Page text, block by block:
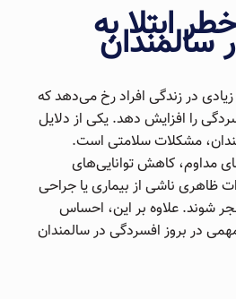
ابتلا به
سالمندان
در زندگی افراد رخ می‌دهد که
را افزایش دهد. یکی از دلایل
مشکلات سلامتی است.
مداوم، کاهش توانایی‌های
ظاهری ناشی از بیماری یا جراحی
شوند. علاوه بر این، احساس
در بروز افسردگی در سالمندان